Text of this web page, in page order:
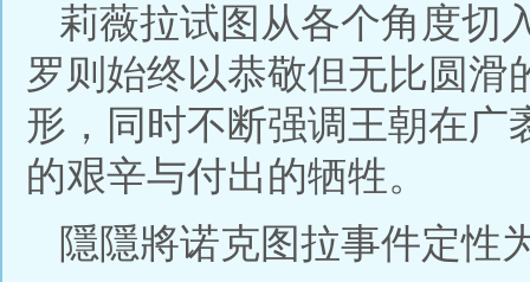
莉薇拉试图从各个角度切
罗则始终以恭敬但无比圆
形，同时不断强调王朝在广
的艰辛与付出的牺牲。
隱隱將诺克图拉事件定性